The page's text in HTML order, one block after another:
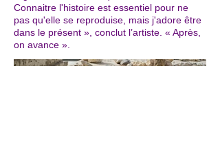
Connaitre l'histoire est essentiel pour ne
pas qu'elle se reproduise, mais j'adore être
dans le présent », conclut l’artiste. « Après,
on avance ».